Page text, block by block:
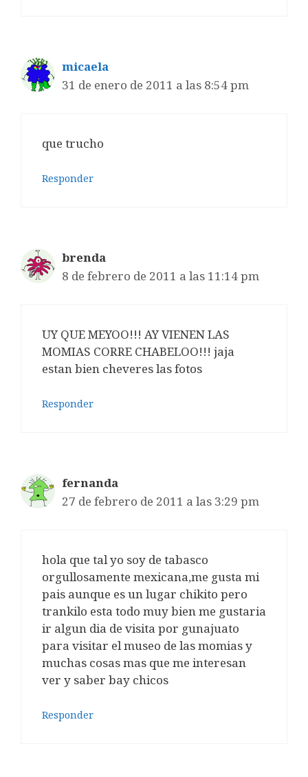
micaela
31 de enero de 2011 a las 8:54 pm
que trucho
Responder
brenda
8 de febrero de 2011 a las 11:14 pm
UY QUE MEYOO!!! AY VIENEN LAS
MOMIAS CORRE CHABELOO!!! jaja
estan bien cheveres las fotos
Responder
fernanda
27 de febrero de 2011 a las 3:29 pm
hola que tal yo soy de tabasco
orgullosamente mexicana,me gusta mi
pais aunque es un lugar chikito pero
trankilo esta todo muy bien me gustaria
ir algun dia de visita por gunajuato
para visitar el museo de las momias y
muchas cosas mas que me interesan
ver y saber bay chicos
Responder